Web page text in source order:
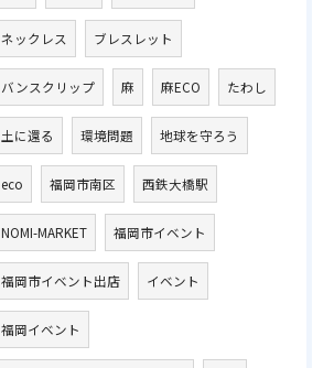
ネックレス ブレスレット
バンスクリップ 麻 麻ECO たわし
土に還る 環境問題 地球を守ろう
eco 福岡市南区 西鉄大橋駅
NOMI-MARKET 福岡市イベント
福岡市イベント出店 イベント
福岡イベント